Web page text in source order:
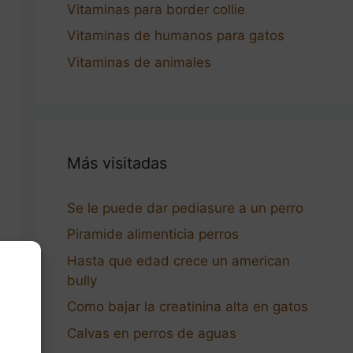
Vitaminas para border collie
Vitaminas de humanos para gatos
Vitaminas de animales
Más visitadas
Se le puede dar pediasure a un perro
Piramide alimenticia perros
Hasta que edad crece un american
bully
Como bajar la creatinina alta en gatos
Calvas en perros de aguas